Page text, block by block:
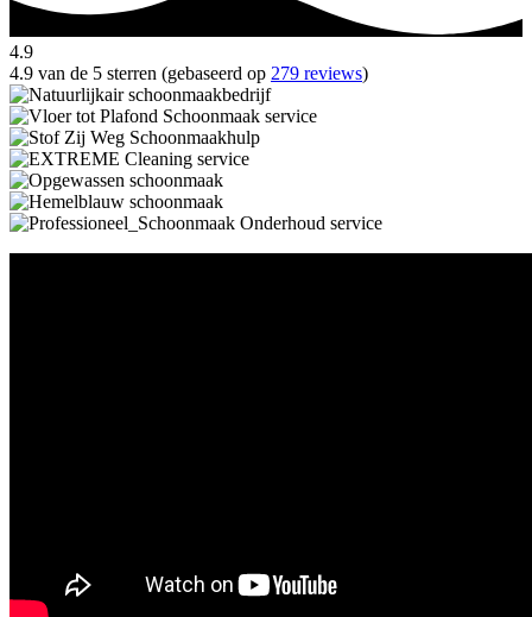
4.9
4.9 van de 5 sterren (gebaseerd op 279 reviews)